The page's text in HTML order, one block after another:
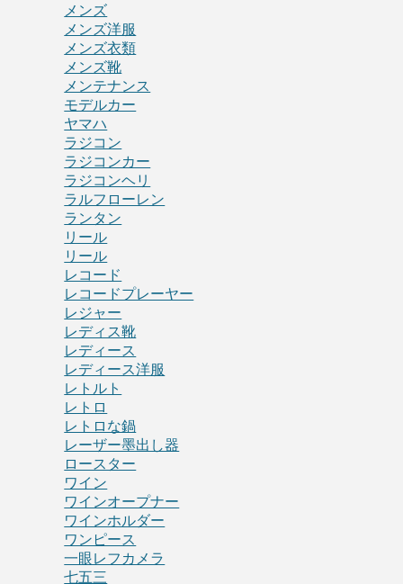
メンズ
メンズ洋服
メンズ衣類
メンズ靴
メンテナンス
モデルカー
ヤマハ
ラジコン
ラジコンカー
ラジコンヘリ
ラルフローレン
ランタン
リール
リール
レコード
レコードプレーヤー
レジャー
レディス靴
レディース
レディース洋服
レトルト
レトロ
レトロな鍋
レーザー墨出し器
ロースター
ワイン
ワインオープナー
ワインホルダー
ワンピース
一眼レフカメラ
七五三